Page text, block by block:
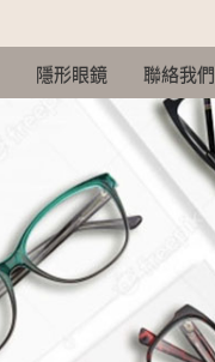
隱形眼鏡 聯絡我們